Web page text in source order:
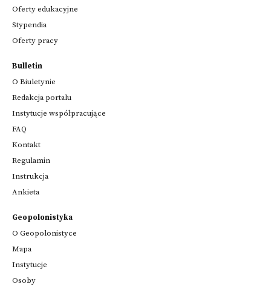
Oferty edukacyjne
Stypendia
Oferty pracy
Bulletin
O Biuletynie
Redakcja portalu
Instytucje współpracujące
FAQ
Kontakt
Regulamin
Instrukcja
Ankieta
Geopolonistyka
O Geopolonistyce
Mapa
Instytucje
Osoby